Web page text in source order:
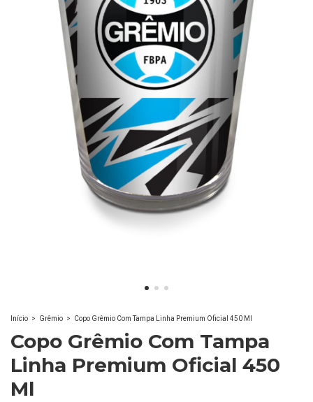
Início > Grêmio > Copo Grêmio Com Tampa Linha Premium Oficial 450 Ml
Copo Grêmio Com Tampa
Linha Premium Oficial 450
Ml